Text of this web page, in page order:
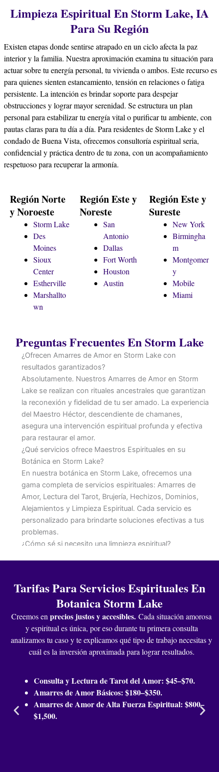
Limpieza Espiritual En Storm Lake, IA
Para Su Región
Existen etapas donde sentirse atrapado en un ciclo afecta la paz
interior y la familia. Nuestra aproximación examina tu situación para
actuar sobre tu energía personal, tu vivienda o ambos. Este recurso es
para quienes sienten estancamiento, tensión en relaciones o fatiga
persistente. La intención es brindar soporte para despejar
obstrucciones y lograr mayor serenidad. Se estructura un plan
personal para estabilizar tu energía vital o purificar tu ambiente, con
pautas claras para tu día a día. Para residentes de Storm Lake y el
condado de Buena Vista, ofrecemos consultoría espiritual seria,
confidencial y práctica dentro de tu zona, con un acompañamiento
respetuoso para recuperar la armonía.
Región Norte
y Noroeste
Storm Lake
Des
Moines
Sioux
Center
Estherville
Marshallto
wn
Región Este y
Noreste
San
Antonio
Dallas
Fort Worth
Houston
Austin
Región Este y
Sureste
New York
Birmingha
m
Montgomer
y
Mobile
Miami
Preguntas Frecuentes En Storm Lake
¿Ofrecen Amarres de Amor en Storm Lake con
resultados garantizados?
Absolutamente. Nuestros Amarres de Amor en Storm
Lake se realizan con rituales ancestrales que garantizan
la reconexión y fidelidad de tu ser amado. La experiencia
del Maestro Héctor, descendiente de chamanes,
asegura una intervención espiritual profunda y efectiva
para restaurar el amor.
¿Qué servicios ofrece Maestros Espirituales en su
Botánica en Storm Lake?
En nuestra botánica en Storm Lake, ofrecemos una
gama completa de servicios espirituales: Amarres de
Amor, Lectura del Tarot, Brujería, Hechizos, Dominios,
Alejamientos y Limpieza Espiritual. Cada servicio es
personalizado para brindarte soluciones efectivas a tus
problemas.
¿Cómo sé si necesito una limpieza espiritual?
negativas y bloqueos, restaurando tu equilibrio y
abriendo caminos para nuevas oportunidades positivas
en tu vida.
¿Realizan Limpiezas Espirituales en Storm Lake?
Sí, realizamos poderosas Limpiezas Espirituales en
Storm Lake. Este servicio es fundamental para eliminar
día a día.
¿Qué diferencia a un amarre de amor de un hechizo de
amor?
Un amarre de amor busca unir y comprometer a dos
Tarifas Para Servicios Espirituales En
Botanica Storm Lake
Creemos en precios justos y accesibles. Cada situación amorosa
y espiritual es única, por eso durante tu primera consulta
analizamos tu caso y te explicamos qué tipo de trabajo necesitas y
cuál es la inversión aproximada para lograr resultados.
Consulta y Lectura de Tarot del Amor: $45–$70.
Amarres de Amor Básicos: $180–$350.
Amarres de Amor de Alta Fuerza Espiritual: $800–
$1,500.